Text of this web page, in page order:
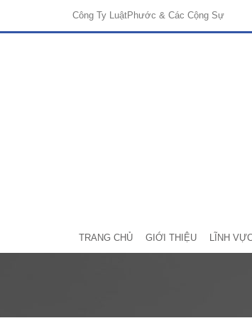
Công Ty LuậtPhước & Các Cộng Sự
TRANG CHỦ GIỚI THIỆU LĨNH